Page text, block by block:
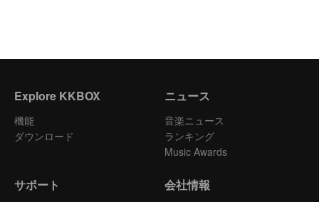
Explore KKBOX
機能
ダウンロード
ニュース
音楽ニュース
ランキング
Music Awards
サポート 会社情報